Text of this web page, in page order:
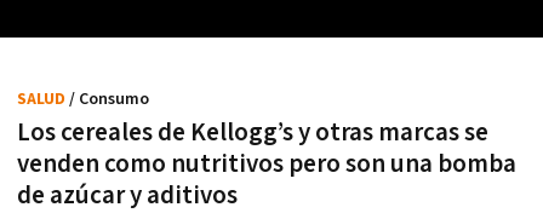
Los cereales de Kellogg’s y otras marcas se
venden como nutritivos pero son una bomba
de azúcar y aditivos
SALUD / Consumo